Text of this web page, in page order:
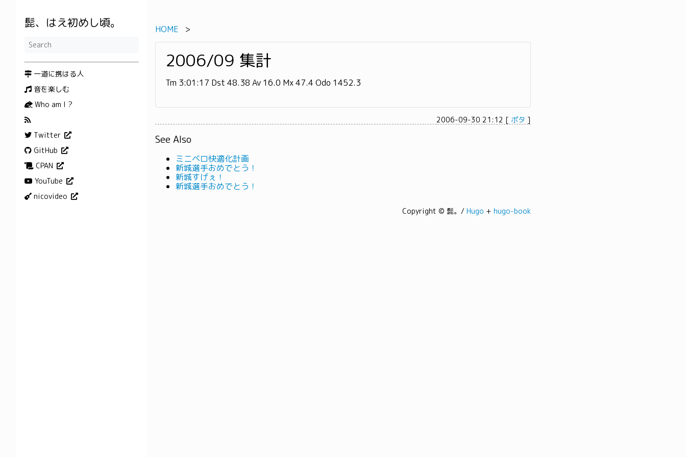
髭、はえ初めし頃。
一道に携はる人
音を楽しむ
Who am I ?
Twitter
GitHub
CPAN
YouTube
nicovideo
HOME
2006/09 集計
Tm 3:01:17 Dst 48.38 Av 16.0 Mx 47.4 Odo 1452.3
2006-09-30 21:12 [ ポタ ]
See Also
ミニベロ快適化計画
新城選手おめでとう！
新城すげぇ！
新城選手おめでとう！
Copyright © 髭。/ Hugo + hugo-book